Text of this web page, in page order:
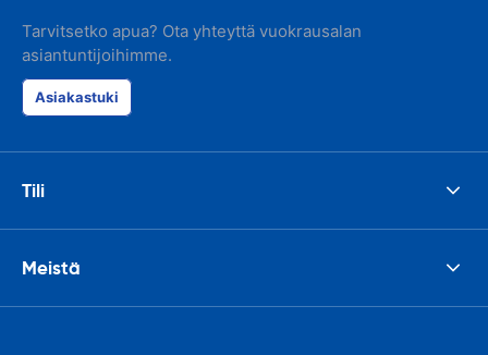
Tarvitsetko apua? Ota yhteyttä vuokrausalan
asiantuntijoihimme.
Asiakastuki
Tili
Meistä